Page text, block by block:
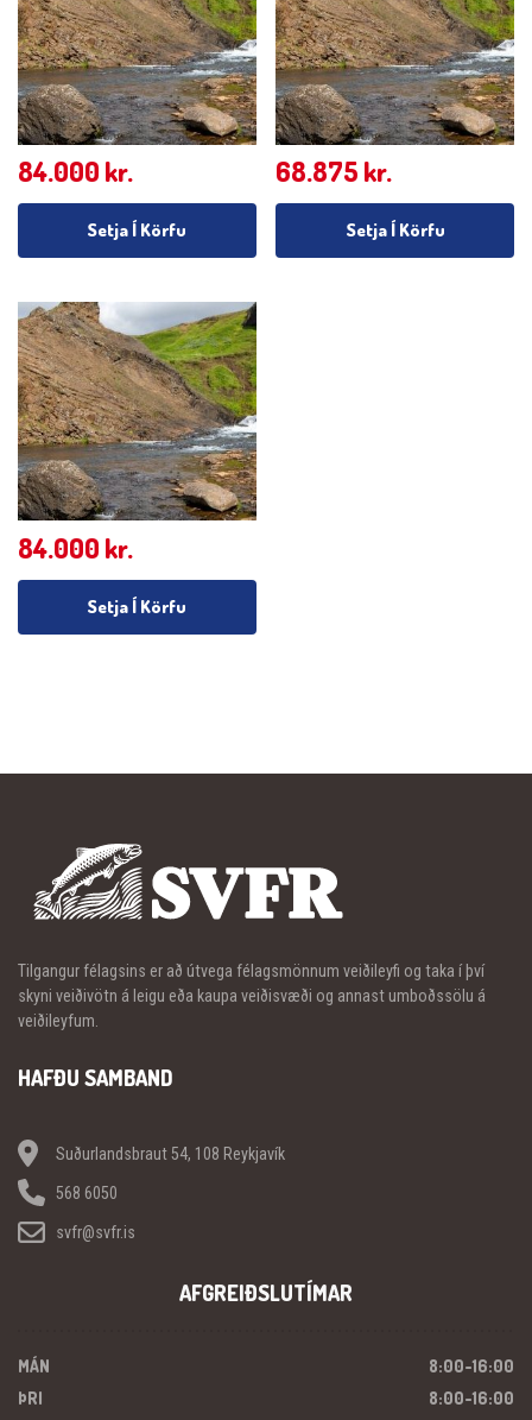
84.000 kr.
Setja Í Körfu
68.875 kr.
Setja Í Körfu
84.000 kr.
Setja Í Körfu
Tilgangur félagsins er að útvega félagsmönnum veiðileyfi og taka í því
skyni veiðivötn á leigu eða kaupa veiðisvæði og annast umboðssölu á
veiðileyfum.
HAFÐU SAMBAND
Suðurlandsbraut 54, 108 Reykjavík
568 6050
svfr@svfr.is
AFGREIÐSLUTÍMAR
MÁN
8:00-16:00
ÞRI
8:00-16:00